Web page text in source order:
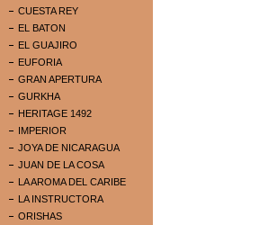
CUESTA REY
EL BATON
EL GUAJIRO
EUFORIA
GRAN APERTURA
GURKHA
HERITAGE 1492
IMPERIOR
JOYA DE NICARAGUA
JUAN DE LA COSA
LA AROMA DEL CARIBE
LA INSTRUCTORA
ORISHAS